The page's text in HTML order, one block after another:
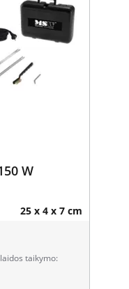
W
25 x 4 x 7 cm
taikymo: